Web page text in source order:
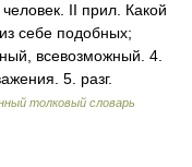
II прил. Какой
себе подобных;
всевозможный. 4.
5. разг.
толковый словарь